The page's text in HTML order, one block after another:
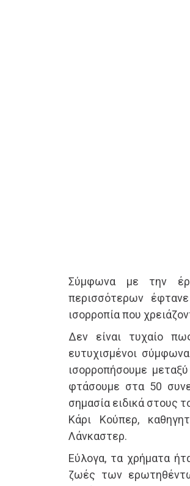
Σύμφωνα με την
περισσότερων
ισορροπία που
Δεν είναι τυχαίο
ευτυχισμένοι
ισορροπήσουμε
φτάσουμε στα 50
σημασία ειδικά στους
Κάρι Κούπερ,
Λάνκαστερ.
Εύλογα, τα χρήματα
ζωές των